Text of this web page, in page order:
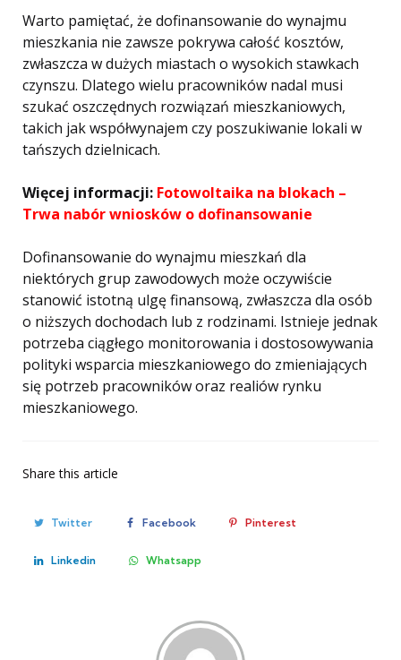
Warto pamiętać, że dofinansowanie do wynajmu
mieszkania nie zawsze pokrywa całość kosztów,
zwłaszcza w dużych miastach o wysokich stawkach
czynszu. Dlatego wielu pracowników nadal musi
szukać oszczędnych rozwiązań mieszkaniowych,
takich jak współwynajem czy poszukiwanie lokali w
tańszych dzielnicach.
Więcej informacji: Fotowoltaika na blokach –
Trwa nabór wniosków o dofinansowanie
Dofinansowanie do wynajmu mieszkań dla
niektórych grup zawodowych może oczywiście
stanowić istotną ulgę finansową, zwłaszcza dla osób
o niższych dochodach lub z rodzinami. Istnieje jednak
potrzeba ciągłego monitorowania i dostosowywania
polityki wsparcia mieszkaniowego do zmieniających
się potrzeb pracowników oraz realiów rynku
mieszkaniowego.
Share this article
Twitter Facebook Pinterest
Linkedin Whatsapp